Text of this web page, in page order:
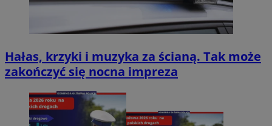
Hałas, krzyki i muzyka za ścianą. Tak może
zakończyć się nocna impreza